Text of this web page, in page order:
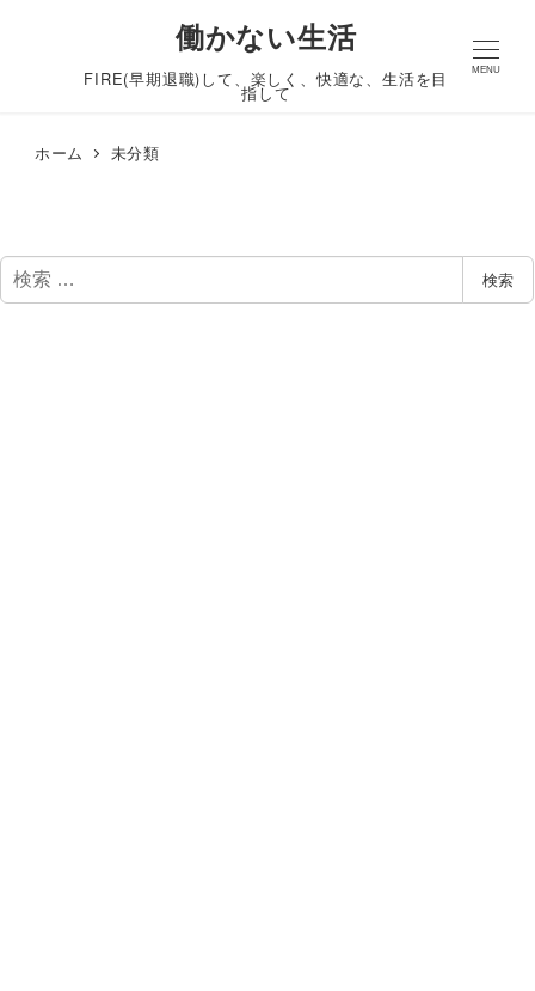
働かない生活
FIRE(早期退職)して、楽しく、快適な、生活を目
指して
MENU
ホーム 未分類
検
索
検索